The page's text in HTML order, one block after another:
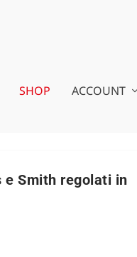
SHOP ACCOUNT
e Smith regolati in